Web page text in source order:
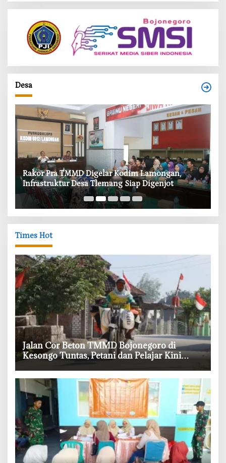
Desa
‎Rakor Pra TMMD Digelar Kodim Lamongan,
Infrastruktur Desa Tlemang Siap Digenjot
Times Hot
‎Jalan Cor Beton TMMD Bojonegoro di
Kesongo Tuntas, Petani dan Pelajar Kini